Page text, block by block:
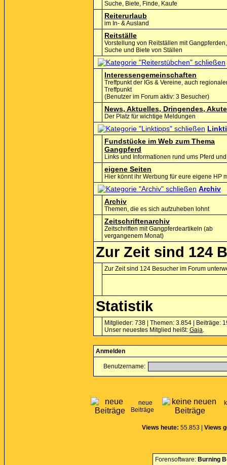
Suche, Biete, Finde, Kaufe
Reiterurlaub
im In- & Ausland
Reitställe
Vorstellung von Reitställen mit
Suche und Biete von Ställen
Interessengemeinschaften
Treffpunkt der IGs & Vereine, auch
Treffpunkt
(Benutzer im Forum aktiv: 3 Besucher)
News, Aktuelles, Dringendes,
Der Platz für wichtige Meldungen
Fundstücke im Web zum Thema
Gangpferd
Links und Informationen rund ums Pferd
eigene Seiten
Hier könnt ihr Werbung für eure eigene HP
Archiv
Archiv
Themen, die es sich aufzuheben lohnt
Zeitschriftenarchiv
Zeitschriften mit Gangpferdeartikeln (ab
vergangenem Monat)
Zur Zeit sind 124
Zur Zeit sind 124 Besucher im Forum
Statistik
Mitglieder: 738 | Themen: 3.854 | Beiträge:
Unser neuestes Mitglied heißt: Gaja.
Anmelden
Benutzername:
neue
Beiträge
Views heute: 55.853 | Views
Forensoftware: Burning